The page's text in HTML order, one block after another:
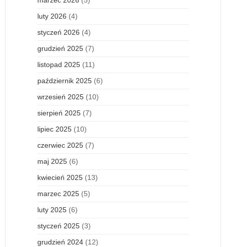
luty 2026 (4)
styczeń 2026 (4)
grudzień 2025 (7)
listopad 2025 (11)
październik 2025 (6)
wrzesień 2025 (10)
sierpień 2025 (7)
lipiec 2025 (10)
czerwiec 2025 (7)
maj 2025 (6)
kwiecień 2025 (13)
marzec 2025 (5)
luty 2025 (6)
styczeń 2025 (3)
grudzień 2024 (12)